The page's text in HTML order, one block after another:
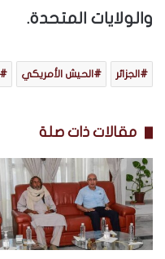
والولايات المتحدة.
الجزائر الحيش الأمريكي
مقالات ذات صلة